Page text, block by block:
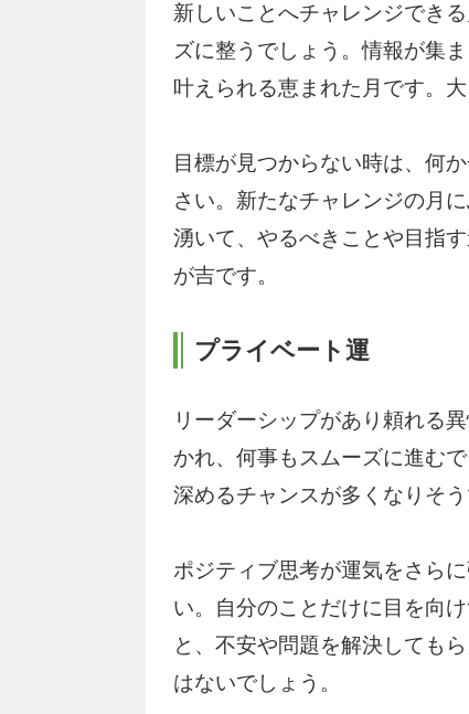
新しいことへチャレンジでき
ズに整うでしょう。情報が集
叶えられる恵まれた月です。
目標が見つからない時は、何
さい。新たなチャレンジの月
湧いて、やるべきことや目指
が吉です。
プライベート運
リーダーシップがあり頼れる
かれ、何事もスムーズに進む
深めるチャンスが多くなりそう
ポジティブ思考が運気をさら
い。自分のことだけに目を向
と、不安や問題を解決しても
はないでしょう。